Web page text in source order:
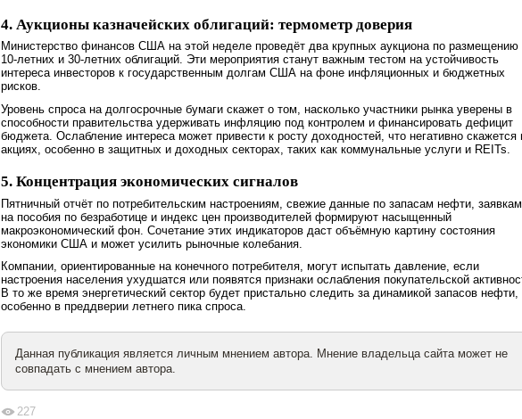
4. Аукционы казначейских облигаций: термометр доверия
Министерство финансов США на этой неделе проведёт два крупных аукциона по размещению
10-летних и 30-летних облигаций. Эти мероприятия станут важным тестом на устойчивость
интереса инвесторов к государственным долгам США на фоне инфляционных и бюджетных
рисков.
Уровень спроса на долгосрочные бумаги скажет о том, насколько участники рынка уверены в
способности правительства удерживать инфляцию под контролем и финансировать дефицит
бюджета. Ослабление интереса может привести к росту доходностей, что негативно скажется
акциях, особенно в защитных и доходных секторах, таких как коммунальные услуги и REITs.
5. Концентрация экономических сигналов
Пятничный отчёт по потребительским настроениям, свежие данные по запасам нефти, заявкам
на пособия по безработице и индекс цен производителей формируют насыщенный
макроэкономический фон. Сочетание этих индикаторов даст объёмную картину состояния
экономики США и может усилить рыночные колебания.
Компании, ориентированные на конечного потребителя, могут испытать давление, если
настроения населения ухудшатся или появятся признаки ослабления покупательской
В то же время энергетический сектор будет пристально следить за динамикой запасов нефти,
особенно в преддверии летнего пика спроса.
Данная публикация является личным мнением автора. Мнение владельца сайта может не
совпадать с мнением автора.
227